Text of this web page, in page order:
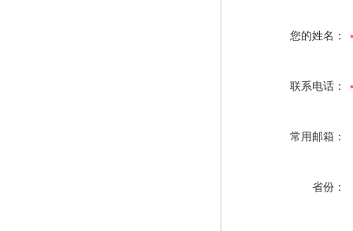
您的姓名：
联系电话：
常用邮箱：
省份：